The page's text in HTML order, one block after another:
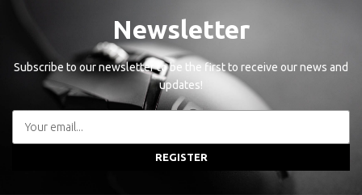
Newsletter
Subscribe to our newsletter to be the first to receive our news and
updates!
REGISTER